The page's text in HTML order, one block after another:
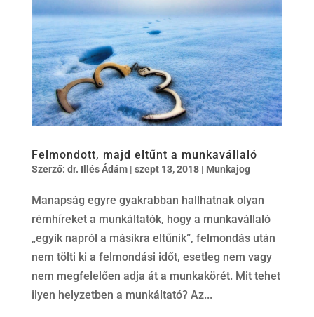
Felmondott, majd eltűnt a munkavállaló
Szerző: dr. Illés Ádám| szept 13, 2018| Munkajog
Manapság egyre gyakrabban hallhatnak olyan
rémhíreket a munkáltatók, hogy a munkavállaló
„egyik napról a másikra eltűnik”, felmondás után
nem tölti ki a felmondási időt, esetleg nem vagy
nem megfelelően adja át a munkakörét. Mit tehet
ilyen helyzetben a munkáltató? Az...